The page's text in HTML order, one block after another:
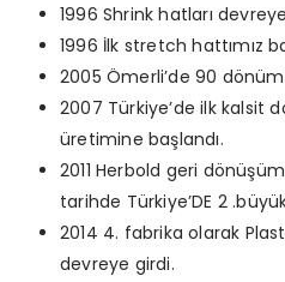
1996 Shrink hatları
1996 İlk stretch hattımız
2005 Ömerli’de 90
2007 Türkiye’de ilk kalsit
üretimine başlandı.
2011 Herbold geri dönüşüm
tarihde Türkiye’DE 2
2014 4. fabrika olarak
devreye girdi.